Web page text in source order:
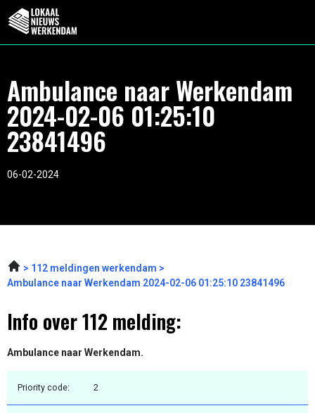
Ambulance naar Werkendam
2024-02-06 01:25:10
23841496
06-02-2024
112 meldingen werkendam
Ambulance naar Werkendam 2024-02-06 01:25:10 23841496
Info over 112 melding:
Ambulance naar Werkendam.
Priority code: 2